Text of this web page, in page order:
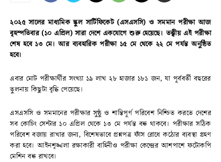
২০২৫ সালের মাধ্যমিক স্কুল সার্টিফিকেট (এসএসসি) ও সমমান পরীক্ষা আজ
বৃহস্পতিবার (১০ এপ্রিল) সারা দেশে একযোগে শুরু হেয়েছে। তত্ত্বীয় এই পরীক্ষা
শেষ হবে ১৩ মে। আর ব্যবহারিক পরীক্ষা ১৫ মে থেকে ২২ মে পর্যন্ত অনুষ্ঠিত
হবে।
এবার মোট পরীক্ষার্থীর সংখ্যা ১৯ লাখ ২৮ হাজার ১৮১ জন, যা পূর্ববর্তী বছরের
তুলনায় কিছুটা বৃদ্ধি পেয়েছে।
এসএসসি ও সমমানের পরীক্ষার সুষ্ঠু ও শান্তিপূর্ণ পরিবেশ নিশ্চিত করতে দেশের
সব কোচিং সেন্টার ১০ এপ্রিল থেকে ১৩ মে পর্যন্ত বন্ধ থাকবে। পরীক্ষার সঠিক
পরিবেশ বজায় রাখার জন্য, বিশেষভাবে প্রশ্নপত্র ফাঁস রোধে কঠোর ব্যবস্থা গ্রহণ
করা হবে। আইনশৃঙ্খলা রক্ষাকারী বাহিনীও পরীক্ষা কেন্দ্রের আশপাশে ফটোকপি
মেশিন বন্ধ রাখবে।